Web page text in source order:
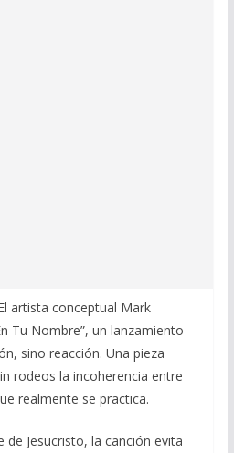
artista conceptual Mark
Tu Nombre”, un lanzamiento
sino reacción. Una pieza
rodeos la incoherencia entre
realmente se practica.
de Jesucristo, la canción evita